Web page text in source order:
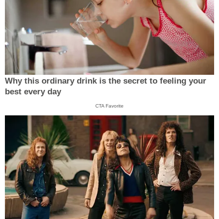
Why this ordinary drink is the secret to feeling your
best every day
CTA Favorite